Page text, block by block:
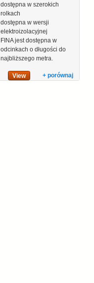
dostępna w szerokich
rolkach
dostępna w wersji
elektroizolacyjnej
FINA jest dostępna w
odcinkach o długości do
najbliższego metra.
View + porównaj